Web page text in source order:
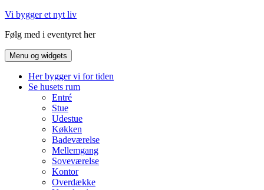
Hop
indhold
Vi bygger et nyt liv
Følg med i eventyret her
Menu og widgets
Her bygger vi for tiden
Se husets rum
Entré
Stue
Udestue
Køkken
Badeværelse
Mellemgang
Soveværelse
Kontor
Overdække